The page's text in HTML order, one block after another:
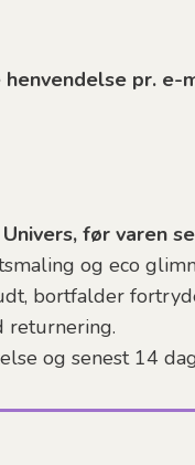
pr. e-
før varen
og eco
bortfalder
returnering.
og senest 14